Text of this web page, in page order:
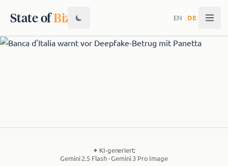
State ofBiz EN · DE
✦ KI-generiert:
Gemini 2.5 Flash · Gemini 3 Pro Image